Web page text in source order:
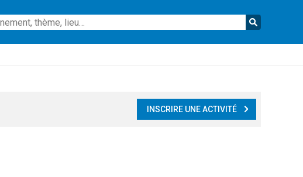
INSCRIRE UNE ACTIVITÉ